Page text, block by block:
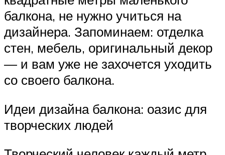
балкона, не нужно учиться на
дизайнера. Запоминаем: отделка
стен, мебель, оригинальный декор
— и вам уже не захочется уходить
со своего балкона.
Идеи дизайна балкона: оазис для
творческих людей